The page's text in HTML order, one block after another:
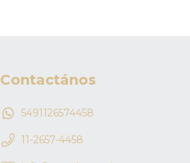
Contactános
5491126574458
11-2657-4458